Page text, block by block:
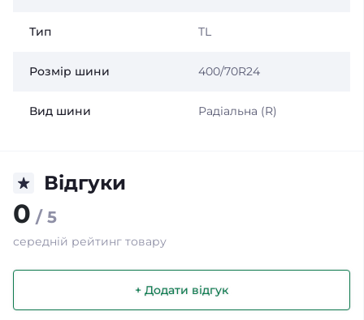
Тип TL
Розмір шини 400/70R24
Вид шини Радіальна (R)
Відгуки
0 / 5
середній рейтинг товару
+ Додати відгук